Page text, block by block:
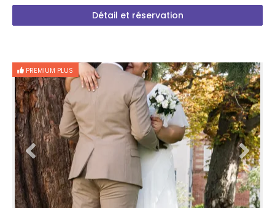
Détail et réservation
PREMIUM PLUS